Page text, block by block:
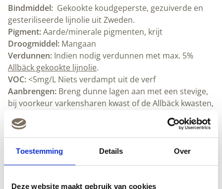
Toestemming Details Over
Deze website maakt gebruik van cookies
Bindmiddel: Gekookte koudgeperste, gezuiverde en
gesteriliseerde lijnolie uit Zweden.
Pigment:Aarde/minerale pigmenten, krijt
Droogmiddel: Mangaan
Verdunnen: Indien nodig verdunnen met max. 5%
Allbäck gekookte lijnolie.
VOC: <5mg/L Niets verdampt uit de verf
Aanbrengen: Breng dunne lagen aan met een stevige,
bij voorkeur varkensharen kwast of de Allbäck kwasten,
Dekking:
15-25 m² per liter, afhankelijk van de
ondergrond.
Schoonmaken:
Allbäck lijnoliezeep
en water. Bewaar
kwasten hangend inAllbäck rauwe lijnolie.
Goed ventileren.